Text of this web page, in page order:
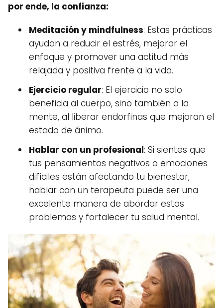
por ende, la confianza:
Meditación y mindfulness: Estas prácticas
ayudan a reducir el estrés, mejorar el
enfoque y promover una actitud más
relajada y positiva frente a la vida.
Ejercicio regular: El ejercicio no solo
beneficia al cuerpo, sino también a la
mente, al liberar endorfinas que mejoran el
estado de ánimo.
Hablar con un profesional: Si sientes que
tus pensamientos negativos o emociones
difíciles están afectando tu bienestar,
hablar con un terapeuta puede ser una
excelente manera de abordar estos
problemas y fortalecer tu salud mental.